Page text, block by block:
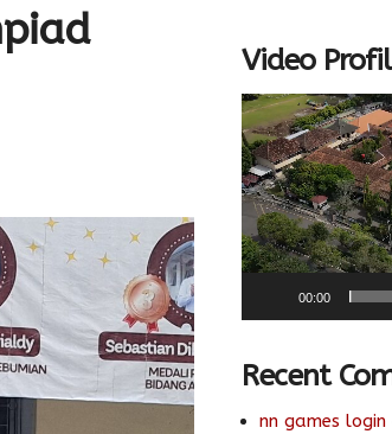
Video
Video
Player
00:00
Recent
nn games login